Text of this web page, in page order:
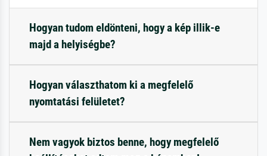
Hogyan tudom eldönteni, hogy a kép illik-e
majd a helyiségbe?
Hogyan választhatom ki a megfelelő
nyomtatási felületet?
Nem vagyok biztos benne, hogy megfelelő